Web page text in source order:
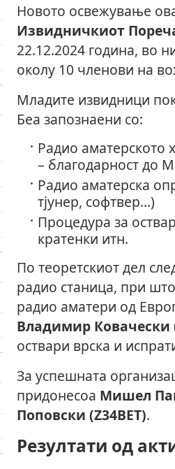
Новото освежување
Извидничкиот
22.12.2024 година, во
околу 10 членови на
Младите извидници
Беа запознаени со:
Радио аматерското
– благодарност до
Радио аматерска
тјунер, софтвер...)
Процедура за
кратенки итн.
По теоретскиот дел
радио станица, при
радио аматери од
Владимир Ковачески
оствари врска и
За успешната
придонесоа Мишел
Поповски (Z34BET).
Резултати од